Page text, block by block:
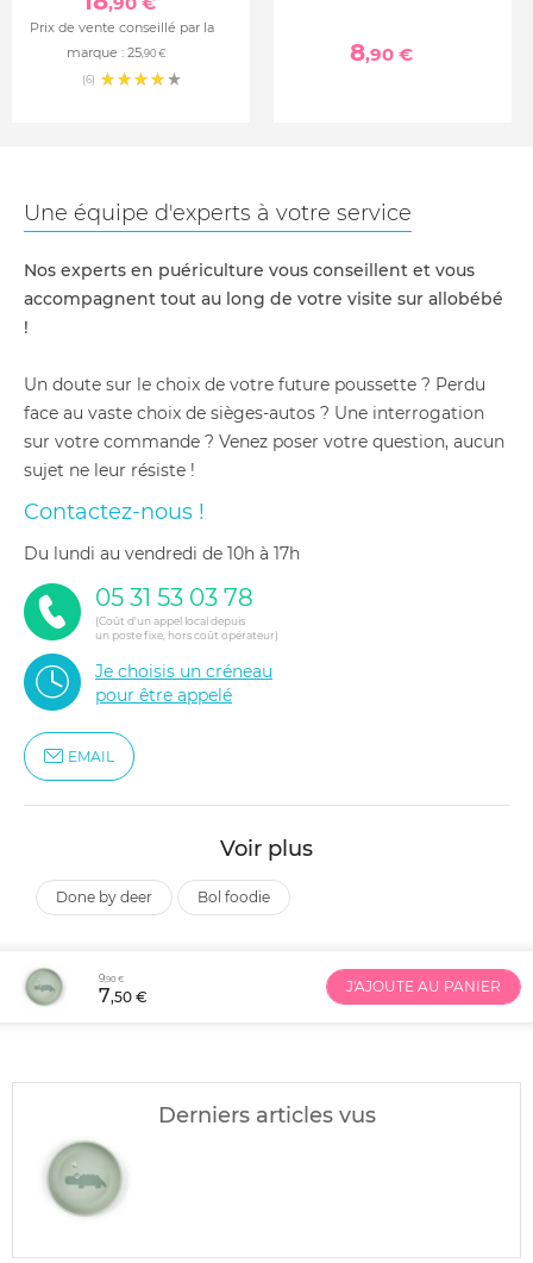
Prix de vente conseillé par la
marque : 25,90 €
(6)
8,90 €
Une équipe d'experts à votre service
Nos experts en puériculture vous conseillent et vous
accompagnent tout au long de votre visite sur allobébé
!
Un doute sur le choix de votre future poussette ? Perdu
face au vaste choix de sièges-autos ? Une interrogation
sur votre commande ? Venez poser votre question, aucun
sujet ne leur résiste !
Contactez-nous !
du lundi au vendredi de 10h à 17h
05 31 53 03 78
(Coût d'un appel local depuis
un poste fixe, hors coût opérateur)
Je choisis un créneau
pour être appelé
EMAIL
Voir plus
done by deer bol foodie
9,90 €
7,50 €
J'AJOUTE AU PANIER
Derniers articles vus